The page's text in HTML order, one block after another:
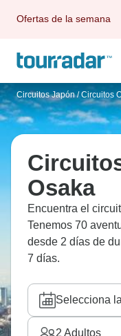
Ofertas de la semana
Circuitos Japón / Circuitos
Osaka
Encuentra el
Tenemos 70
desde 2 días de
7 días.
Selecciona
2 Adultos